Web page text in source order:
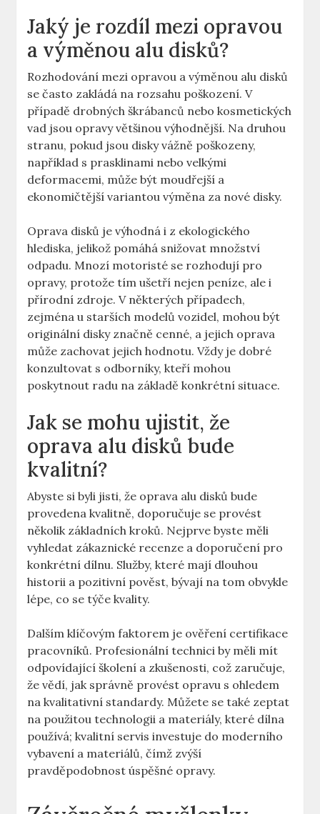
Jaký je rozdíl mezi opravou
a výměnou alu disků?
Rozhodování​ mezi opravou a výměnou alu disků
se často⁣ zakládá na​ rozsahu poškození. V
případě drobných škrábanců nebo kosmetických
vad jsou opravy většinou výhodnější. Na druhou⁢
stranu, pokud jsou disky vážně poškozeny,
například s prasklinami‍ nebo velkými
‌deformacemi, může být‌ moudřejší‌ a
ekonomičtější variantou výměna‍ za nové disky.
Oprava‍ disků je výhodná i z ekologického
hlediska, ​jelikož pomáhá snižovat množství
odpadu. Mnozí motoristé ⁣se​ rozhodují pro
opravy, protože ⁢tím ušetří nejen peníze, ⁣ale i
přírodní zdroje. V některých​ případech,
zejména u⁤ starších modelů vozidel, mohou ​být
originální ‍disky značně cenné, a jejich oprava
může zachovat jejich hodnotu. Vždy je dobré
konzultovat s odborníky, kteří ⁢mohou
poskytnout radu ‍na základě​ konkrétní situace.
Jak se mohu ujistit, že
oprava alu disků bude
kvalitní?
Abyste si byli jisti, že oprava alu ⁢disků bude
provedena kvalitně, doporučuje se provést
několik základních kroků. Nejprve byste ‌měli
vyhledat zákaznické recenze a doporučení pro
konkrétní dílnu. Služby, které mají dlouhou
historii a pozitivní pověst,⁢ bývají ‌na tom obvykle
‍lépe, co⁣ se týče kvality.
Dalším klíčovým ⁣faktorem je ověření certifikace
pracovníků.​ Profesionální⁢ technici by měli mít
odpovídající školení ‍a zkušenosti, což zaručuje,
že vědí, jak⁢ správně provést opravu s ⁤ohledem‍
na kvalitativní standardy. Můžete se ⁣také zeptat
na použitou technologii a ⁢materiály, které dílna⁤
používá; kvalitní servis investuje do‌ moderního⁣
vybavení a materiálů, čímž zvýší
pravděpodobnost úspěšné opravy.